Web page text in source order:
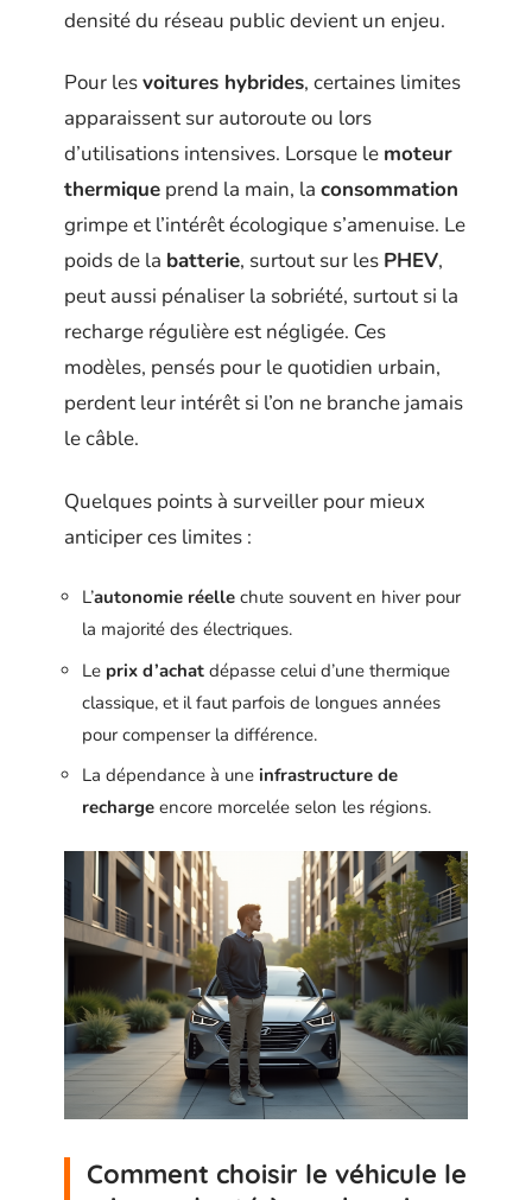
densité du réseau public devient un enjeu.
Pour lesvoitures hybrides, certaines limites
apparaissent sur autoroute ou lors
d’utilisations intensives. Lorsque le moteur
thermique prend la main, la consommation
grimpe et l’intérêt écologique s’amenuise. Le
poids de la batterie, surtout sur les PHEV,
peut aussi pénaliser la sobriété, surtout si la
recharge régulière est négligée. Ces
modèles, pensés pour le quotidien urbain,
perdent leur intérêt si l’on ne branche jamais
le câble.
Quelques points à surveiller pour mieux
anticiper ces limites :
L’autonomie réelle chute souvent en hiver pour
la majorité des électriques.
Le prix d’achat dépasse celui d’une thermique
classique, et il faut parfois de longues années
pour compenser la différence.
La dépendance à une infrastructure de
recharge encore morcelée selon les régions.
Comment choisir le véhicule le